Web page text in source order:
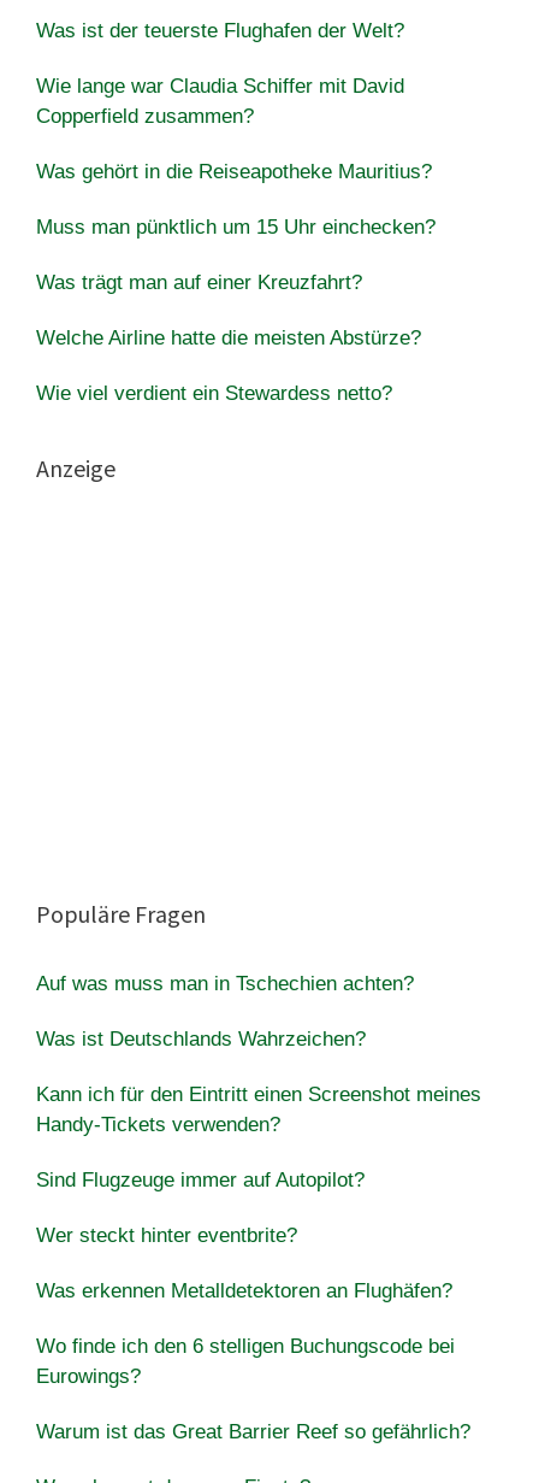
Was ist der teuerste Flughafen der Welt?
Wie lange war Claudia Schiffer mit David
Copperfield zusammen?
Was gehört in die Reiseapotheke Mauritius?
Muss man pünktlich um 15 Uhr einchecken?
Was trägt man auf einer Kreuzfahrt?
Welche Airline hatte die meisten Abstürze?
Wie viel verdient ein Stewardess netto?
Anzeige
Populäre Fragen
Auf was muss man in Tschechien achten?
Was ist Deutschlands Wahrzeichen?
Kann ich für den Eintritt einen Screenshot meines
Handy-Tickets verwenden?
Sind Flugzeuge immer auf Autopilot?
Wer steckt hinter eventbrite?
Was erkennen Metalldetektoren an Flughäfen?
Wo finde ich den 6 stelligen Buchungscode bei
Eurowings?
Warum ist das Great Barrier Reef so gefährlich?